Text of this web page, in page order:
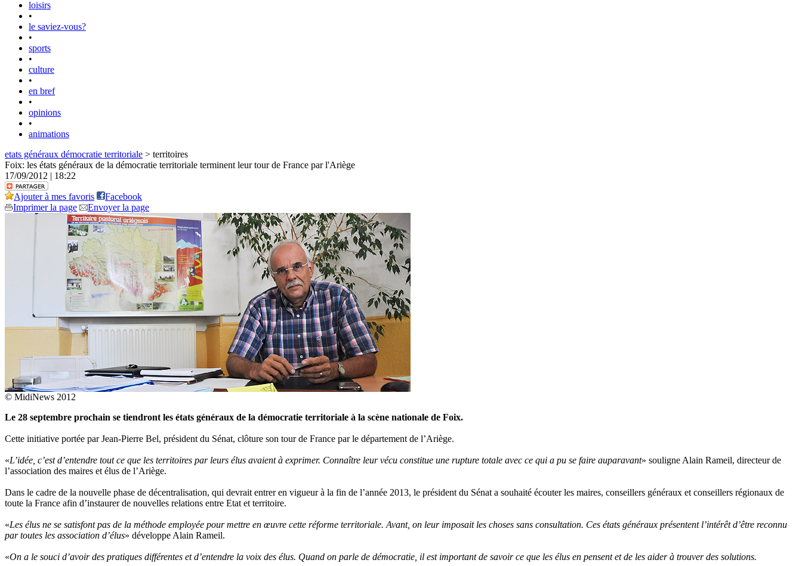
loisirs
•
le saviez-vous?
•
sports
•
culture
•
en bref
•
opinions
•
animations
etats généraux démocratie territoriale > territoires
Foix: les états généraux de la démocratie territoriale terminent leur tour de France par l'Ariège
17/09/2012 | 18:22
Ajouter à mes favoris
Facebook
Imprimer la page
Envoyer la page
© MidiNews 2012
Le 28 septembre prochain se tiendront les états généraux de la démocratie territoriale à la scène nationale de Foix.
Cette initiative portée par Jean-Pierre Bel, président du Sénat, clôture son tour de France par le département de l’Ariège.
«L’idée, c’est d’entendre tout ce que les territoires par leurs élus avaient à exprimer. Connaître leur vécu constitue une rupture totale avec ce qui a pu se faire auparavant» souligne Alain Rameil, directeur de
l’association des maires et élus de l’Ariège.
Dans le cadre de la nouvelle phase de décentralisation, qui devrait entrer en vigueur à la fin de l’année 2013, le président du Sénat a souhaité écouter les maires, conseillers généraux et conseillers régionaux de
toute la France afin d’instaurer de nouvelles relations entre Etat et territoire.
«Les élus ne se satisfont pas de la méthode employée pour mettre en œuvre cette réforme territoriale. Avant, on leur imposait les choses sans consultation. Ces états généraux présentent l’intérêt d’être reconnu
par toutes les association d’élus» développe Alain Rameil.
«On a le souci d’avoir des pratiques différentes et d’entendre la voix des élus. Quand on parle de démocratie, il est important de savoir ce que les élus en pensent et de les aider à trouver des solutions.